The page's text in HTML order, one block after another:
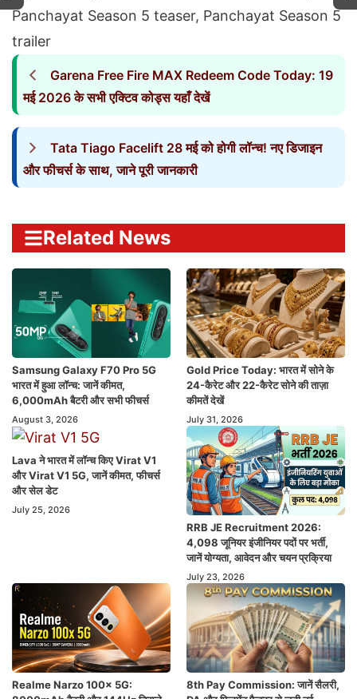
Panchayat Season 5 teaser, Panchayat Season 5
trailer
Garena Free Fire MAX Redeem Code Today: 19
मई 2026 के सभी एक्टिव कोड्स यहाँ देखें
Tata Tiago Facelift 28 मई को होगी लॉन्च! नए डिजाइन
और फीचर्स के साथ, जाने पूरी जानकारी
Related News
Samsung Galaxy F70 Pro 5G
भारत में हुआ लॉन्च: जानें कीमत,
6,000mAh बैटरी और सभी फीचर्स
August 3, 2026
Gold Price Today: भारत में सोने के
24-कैरेट और 22-कैरेट सोने की ताज़ा
कीमतें देखें
July 31, 2026
Lava ने भारत में लॉन्च किए Virat V1
और Virat V1 5G, जानें कीमत, फीचर्स
और सेल डेट
July 25, 2026
RRB JE Recruitment 2026:
4,098 जूनियर इंजीनियर पदों पर भर्ती,
जानें योग्यता, आवेदन और चयन प्रक्रिया
July 23, 2026
Realme Narzo 100x 5G:
8th Pay Commission: जानें सैलरी,